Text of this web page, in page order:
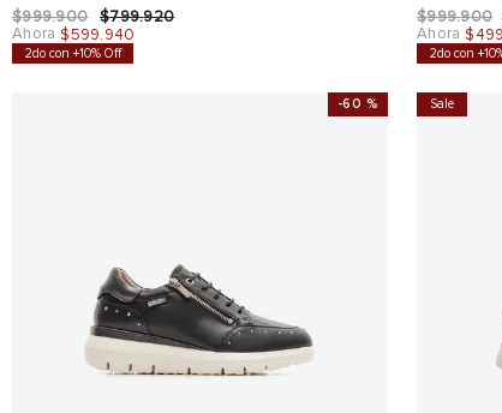
$999.900 $799.920
Ahora $599.940
2do con +10% Off
$999.900
Ahora $499
2do con
-60 % Sale